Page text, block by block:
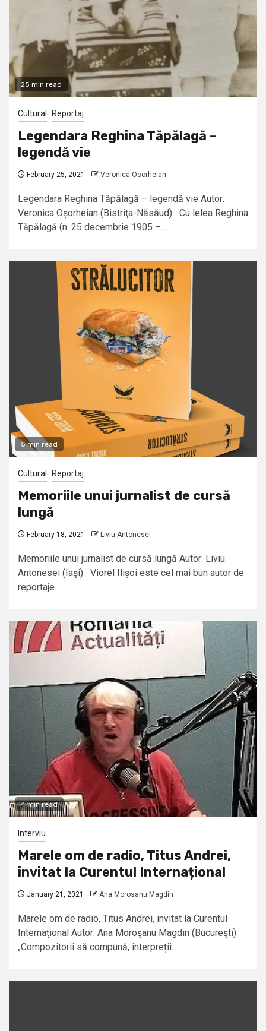
25 min read
Cultural Reportaj
Legendara Reghina Tăpălagă –
legendă vie
February 25, 2021 Veronica Osorheian
Legendara Reghina Tăpălagă – legendă vie Autor:
Veronica Oșorheian (Bistriţa-Năsăud) Cu lelea Reghina
Tăpălagă (n. 25 decembrie 1905 –...
5 min read
Cultural Reportaj
Memoriile unui jurnalist de cursă
lungă
February 18, 2021 Liviu Antonesei
Memoriile unui jurnalist de cursă lungă Autor: Liviu
Antonesei (Iaşi) Viorel Ilișoi este cel mai bun autor de
reportaje...
4 min read
Interviu
Marele om de radio, Titus Andrei,
invitat la Curentul Internațional
January 21, 2021 Ana Morosanu Magdin
Marele om de radio, Titus Andrei, invitat la Curentul
Internațional Autor: Ana Moroşanu Magdin (Bucureşti)
„Compozitorii să compună, interpreții...